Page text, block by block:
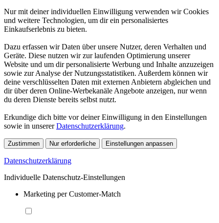
Nur mit deiner individuellen Einwilligung verwenden wir Cookies
und weitere Technologien, um dir ein personalisiertes
Einkaufserlebnis zu bieten.
Dazu erfassen wir Daten über unsere Nutzer, deren Verhalten und
Geräte. Diese nutzen wir zur laufenden Optimierung unserer
Website und um dir personalisierte Werbung und Inhalte anzuzeigen
sowie zur Analyse der Nutzungsstatistiken. Außerdem können wir
deine verschlüsselten Daten mit externen Anbietern abgleichen und
dir über deren Online-Werbekanäle Angebote anzeigen, nur wenn
du deren Dienste bereits selbst nutzt.
Erkundige dich bitte vor deiner Einwilligung in den Einstellungen
sowie in unsererDatenschutzerklärung.
Zustimmen Nur erforderliche Einstellungen anpassen
Datenschutzerklärung
Individuelle Datenschutz-Einstellungen
Marketing per Customer-Match